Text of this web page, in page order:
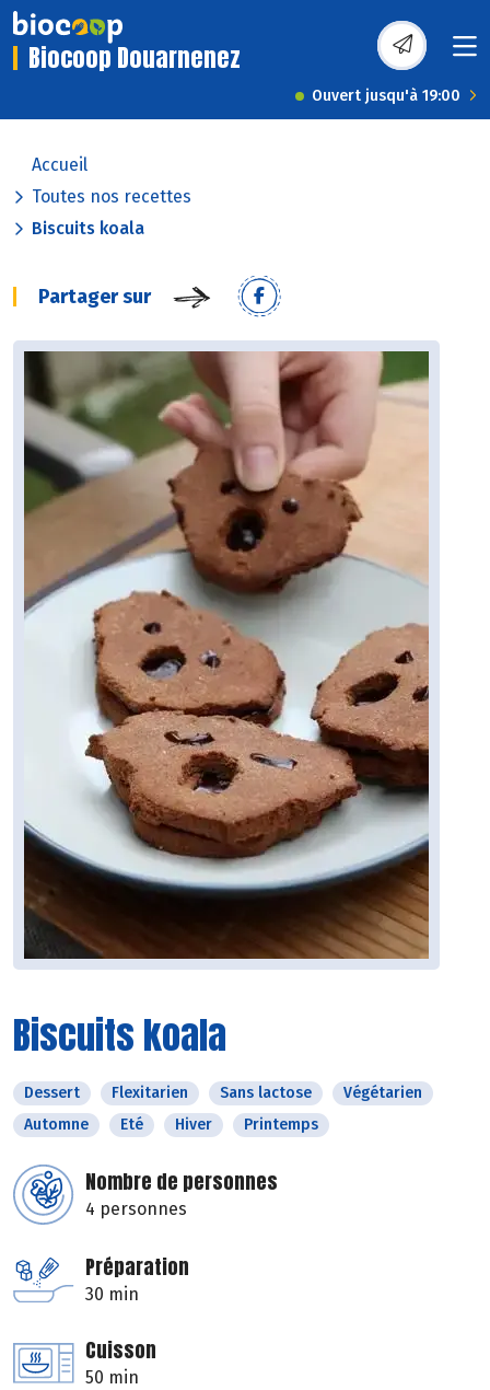
Biocoop Douarnenez
Ouvert jusqu'à 19:00
Accueil
Toutes nos recettes
Biscuits koala
Partager sur
Biscuits koala
Dessert Flexitarien Sans lactose
Végétarien
Automne
Eté Hiver Printemps
Nombre de personnes
4 personnes
Préparation
30 min
Cuisson
50 min